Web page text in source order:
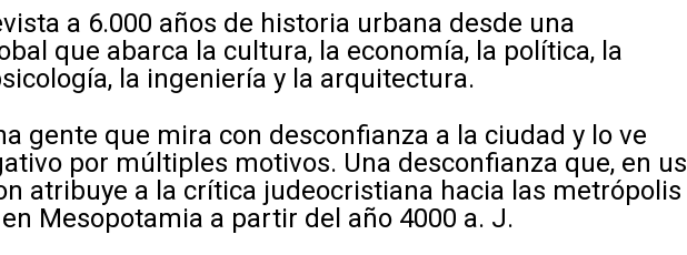
a 6.000 años de historia urbana desde una
que abarca la cultura, la economía, la política, la
la ingeniería y la arquitectura.
gente que mira con desconfianza a la ciudad y lo ve
por múltiples motivos. Una desconfianza que, en us
atribuye a la crítica judeocristiana hacia las metrópolis
Mesopotamia a partir del año 4000 a. J.